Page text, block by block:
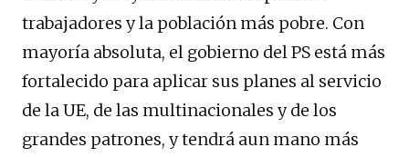
trabajadores y la población más pobre. Con
mayoría absoluta, el gobierno del PS está más
fortalecido para aplicar sus planes al servicio
de la UE, de las multinacionales y de los
grandes patrones, y tendrá aun mano más